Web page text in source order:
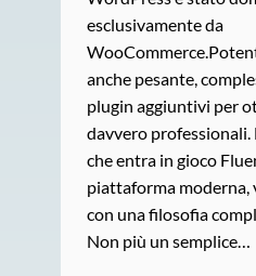
esclusivamente da
anche pesante,
plugin aggiuntivi per
davvero professionali.
che entra in gioco
piattaforma moderna,
con una filosofia
Non più un semplice…